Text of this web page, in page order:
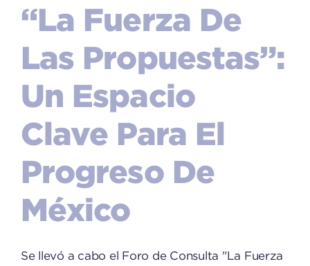
“La Fuerza De
Las Propuestas”:
Un Espacio
Clave Para El
Progreso De
México
Se llevó a cabo el Foro de Consulta "La Fuerza